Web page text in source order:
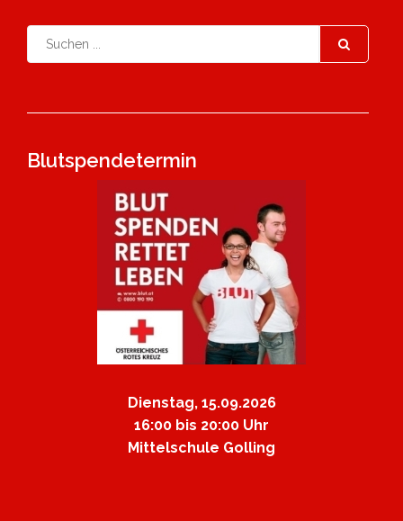
Blutspendetermin
Dienstag, 15.09.2026
16:00 bis 20:00 Uhr
Mittelschule Golling